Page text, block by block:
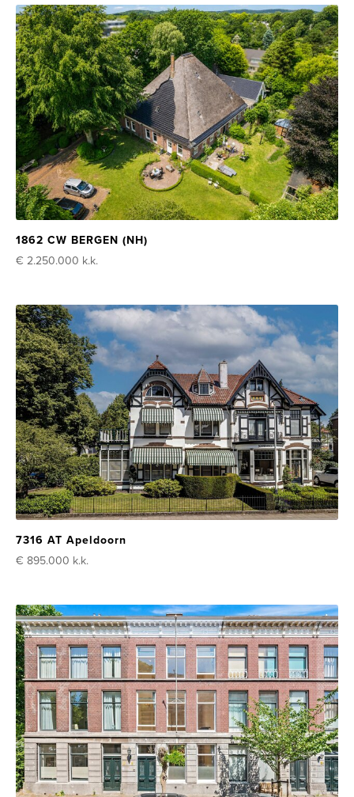
1862 CW BERGEN (NH)
€ 2.250.000 k.k.
7316 AT Apeldoorn
€ 895.000 k.k.